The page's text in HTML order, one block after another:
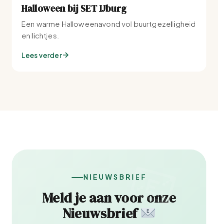
Halloween bij SET IJburg
Een warme Halloweenavond vol buurtgezelligheid
en lichtjes.
Lees verder
NIEUWSBRIEF
Meld je aan voor onze
Nieuwsbrief